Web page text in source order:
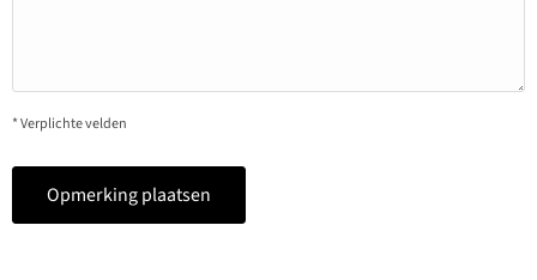
* Verplichte velden
Opmerking plaatsen